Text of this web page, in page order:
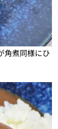
角煮同様にひ